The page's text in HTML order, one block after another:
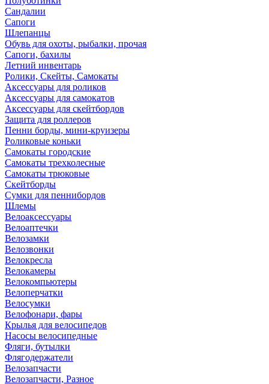
Сандалии
Сапоги
Шлепанцы
Обувь для охоты, рыбалки, прочая
Сапоги, бахилы
Летний инвентарь
Ролики, Скейты, Самокаты
Аксессуары для роликов
Аксессуары для самокатов
Аксессуары для скейтбордов
Защита для роллеров
Пенни борды, мини-круизеры
Роликовые коньки
Самокаты городские
Самокаты трехколесные
Самокаты трюковые
Скейтборды
Сумки для пеннибордов
Шлемы
Велоаксессуары
Велоаптечки
Велозамки
Велозвонки
Велокресла
Велокамеры
Велокомпьютеры
Велоперчатки
Велосумки
Велофонари, фары
Крылья для велосипедов
Насосы велосипедные
Фляги, бутылки
Флягодержатели
Велозапчасти
Велозапчасти, Разное